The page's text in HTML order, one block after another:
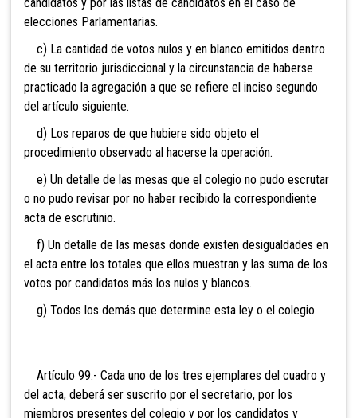
elecciones Parlamentarias.
c) La cantidad de votos nulos y en blanco emitidos dentro
de su territorio jurisdiccional y la circunstancia de haberse
practicado la agregación a que se refiere el inciso segundo
del artículo siguiente.
d) Los reparos de que hubiere sido objeto el
procedimiento observado al hacerse la operación.
e) Un detalle de las mesas que el colegio no pudo escrutar
o no pudo revisar por no haber recibido la correspondiente
acta de escrutinio.
f) Un detalle de las mesas donde existen desigualdades en
el acta entre los totales que ellos muestran y las suma de los
votos por candidatos más los nulos y blancos.
g) Todos los demás que determine esta ley o el colegio.
Artículo 99.- Cada uno de los tres ejemplares del cuadro y
del acta, deberá ser suscrito por el secretario, por los
miembros presentes del colegio y por los candidatos y